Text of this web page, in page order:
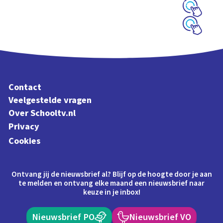
Schoolplaat
rondom het huis
Contact
Veelgestelde vragen
Over Schooltv.nl
Privacy
Cookies
Ontvang jij de nieuwsbrief al? Blijf op de hoogte door je aan
te melden en ontvang elke maand een nieuwsbrief naar
keuze in je inbox!
Nieuwsbrief PO Nieuwsbrief VO